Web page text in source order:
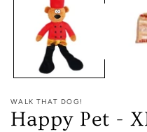
modaal
WALK THAT DOG!
Happy Pet -